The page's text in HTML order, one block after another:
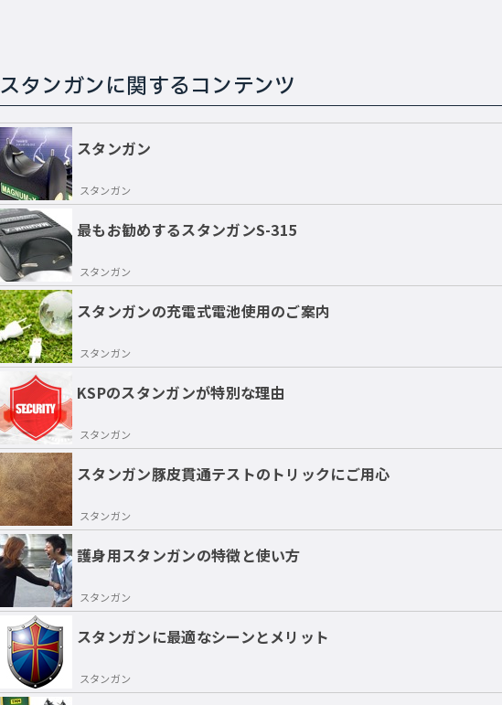
スタンガンに関するコンテンツ
スタンガン
スタンガン
最もお勧めするスタンガンS-315
スタンガン
スタンガンの充電式電池使用のご案内
スタンガン
KSPのスタンガンが特別な理由
スタンガン
スタンガン豚皮貫通テストのトリックにご用心
スタンガン
護身用スタンガンの特徴と使い方
スタンガン
スタンガンに最適なシーンとメリット
スタンガン